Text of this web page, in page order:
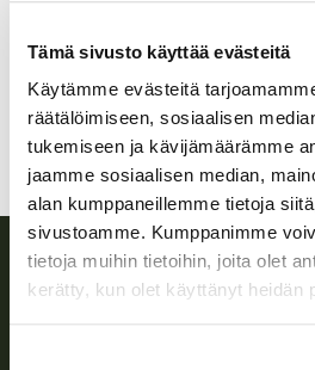
Tämä sivusto käyttää evästeitä
Käytämme evästeitä
räätälöimiseen, sosiaalisen
tukemiseen ja kävijämäärämme
jaamme sosiaalisen median,
alan kumppaneillemme tietoja
sivustoamme. Kumppanimme
tietoja muihin tietoihin, joita olet
kerätty, kun olet käyttänyt heidän
riistanhoitoyhdistys
Suomen riistakeskus
Suomen riistakeskus edistää